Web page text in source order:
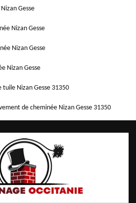
Gesse
Nizan Gesse
Nizan Gesse
Nizan Gesse
Nizan Gesse 31350
de cheminée Nizan Gesse 31350